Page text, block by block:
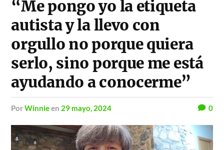
“Me pongo yo la etiqueta
autista y la llevo con
orgullo no porque quiera
serlo, sino porque me está
ayudando a conocerme”
porWinnieen 29 mayo, 2024 0